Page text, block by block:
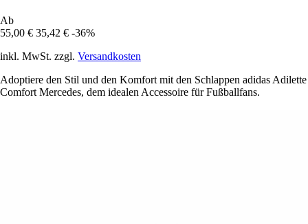
Ab
55,00 € 35,42 € -36%
inkl. MwSt. zzgl. Versandkosten
Adoptiere den Stil und den Komfort mit den Schlappen adidas Adilette
Comfort Mercedes, dem idealen Accessoire für Fußballfans.